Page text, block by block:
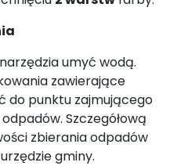
umyć wodą.
zawierające
do punktu zajmującego
Szczegółową
zbierania odpadów
gminy.